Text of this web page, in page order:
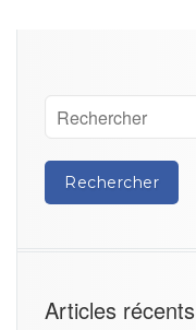
Articles récents